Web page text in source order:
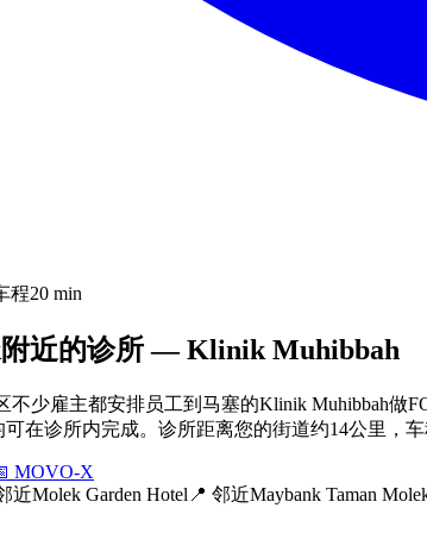
程20 min
附近的诊所 — Klinik Muhibbah
不少雇主都安排员工到马塞的Klinik Muhibbah
诊所内完成。诊所距离您的街道约14公里，车
MOVO-X
近Molek Garden Hotel 📍 邻近Maybank Taman